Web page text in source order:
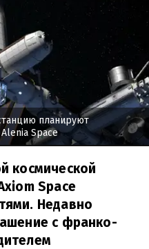
планируют
Space
космической
Space
Недавно
с франко-